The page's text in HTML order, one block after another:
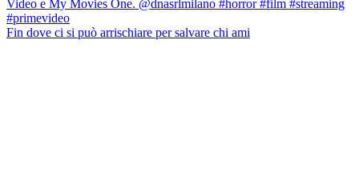
Fin dove ci si può arrischiare per salvare chi ami